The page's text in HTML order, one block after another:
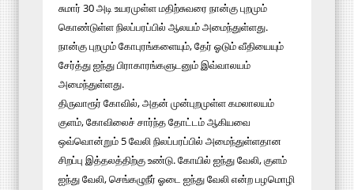
சுமார் 30 அடி உயரமுள்ள மதிற்சுவரை நான்கு புறமும்
கொண்டுள்ள நிலப்பரப்பில் ஆலயம் அமைந்துள்ளது.
நான்கு புறமும் கோபுரங்களையும், தேர் ஓடும் வீதியையும்
சேர்த்து ஐந்து பிராகாரங்களுடனும் இவ்வாலயம்
அமைந்துள்ளது.
திருவாரூர் கோவில், அதன் முன்புறமுள்ள கமலாலயம்
குளம், கோவிலைச் சார்ந்த தோட்டம் ஆகியவை
ஒவ்வொன்றும் 5 வேலி நிலப்பரப்பில் அமைந்துள்ளதான
சிறப்பு இத்தலத்திற்கு உண்டு. கோயில் ஐந்து வேலி, குளம்
ஐந்து வேலி, செங்கழுநீர் ஓடை ஐந்து வேலி என்ற பழமொழி